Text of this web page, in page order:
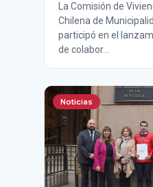
La Comisión de
Chilena de
participó en el
de colabor…
Noticias